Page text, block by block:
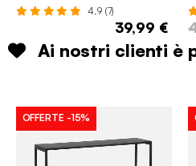
4.9 (7)
39,99 €
Ai nostri clienti è
OFFERTE -15%